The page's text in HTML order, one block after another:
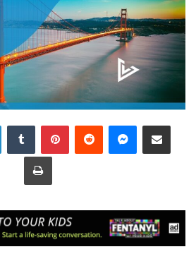
LinkedInTumblr PinterestReddit Messenger
Share via Email
Print